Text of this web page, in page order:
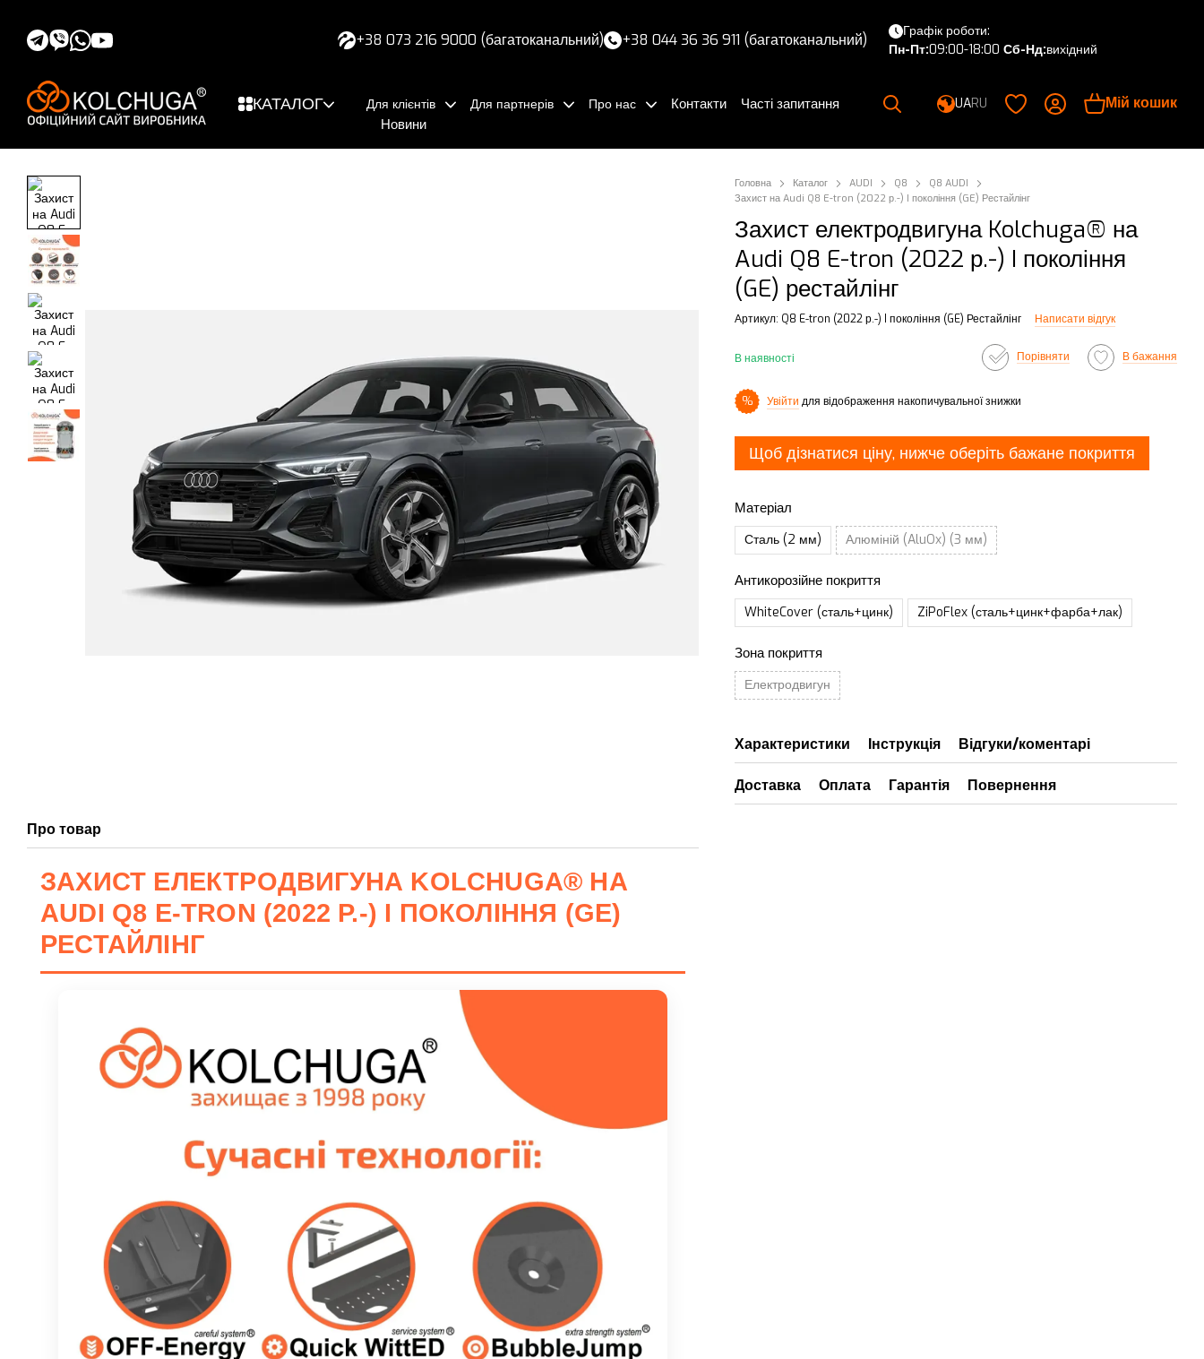
+38 073 216 9000 (багатоканальний) +38 044 36 36 911 (багатоканальний)
Графік роботи:
Пн-Пт:09:00-18:00 Сб-Нд:вихідний
КАТАЛОГ Для клієнтів Для партнерів Про нас Контакти
Часті запитання
Новини
UARU Мій кошик
Про товар
ЗАХИСТ ЕЛЕКТРОДВИГУНА KOLCHUGA® НА
AUDI Q8 E-TRON (2022 Р.-) I ПОКОЛІННЯ (GE)
РЕСТАЙЛІНГ
Головна Каталог AUDI Q8
Q8 AUDI
Захист на Audi Q8 E-tron (2022 р.-) I покоління (GE) Рестайлінг
Захист електродвигуна Kolchuga® на
Audi Q8 E-tron (2022 р.-) I покоління
(GE) рестайлінг
Артикул: Q8 E-tron (2022 р.-) I покоління (GE) Рестайлінг Написати відгук
В наявності Порівняти В бажання
% Увійти для відображення накопичувальної знижки
Щоб дізнатися ціну, нижче оберіть бажане покриття
Матеріал
Сталь (2 мм) Алюміній (AluOx) (3 мм)
Антикорозійне покриття
WhiteCover (сталь+цинк) ZiPoFlex (сталь+цинк+фарба+лак)
Зона покриття
Електродвигун
Характеристики Інструкція Відгуки/коментарі
Доставка Оплата Гарантія Повернення